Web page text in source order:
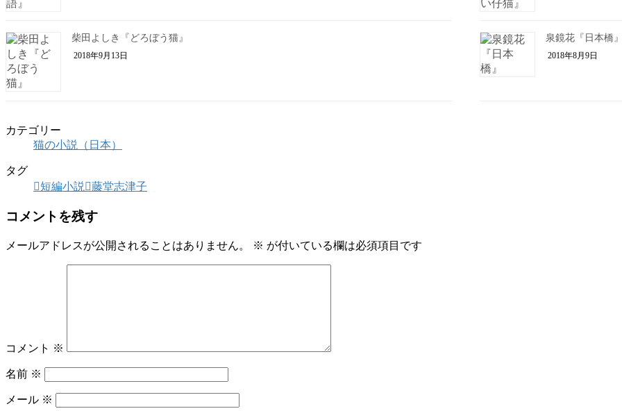
柴田よしき『どろぼう猫』
2018年9月13日
泉鏡花『日本橋』
2018年8月9日
カテゴリー
猫の小説（日本）
タグ
短編小説
藤堂志津子
コメントを残す
メールアドレスが公開されることはありません。 ※ が付いている欄は必須項目です
コメント ※
名前 ※
メール ※